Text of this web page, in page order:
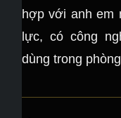
hợp với anh em
lực, có công
dùng trong